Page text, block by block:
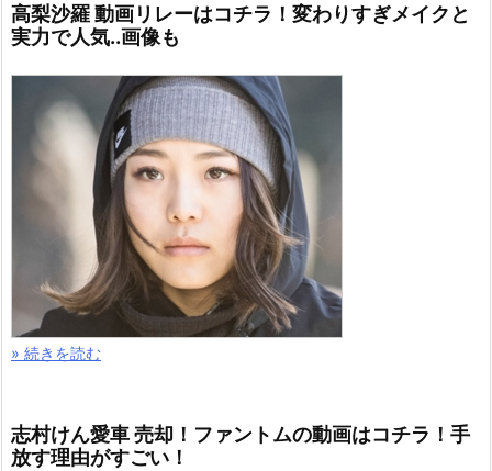
高梨沙羅 動画リレーはコチラ！変わりすぎメイクと
実力で人気..画像も
» 続きを読む
志村けん愛車 売却！ファントムの動画はコチラ！手
放す理由がすごい！